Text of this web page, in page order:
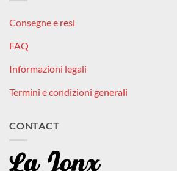
Consegne e resi
FAQ
Informazioni legali
Termini e condizioni generali
CONTACT